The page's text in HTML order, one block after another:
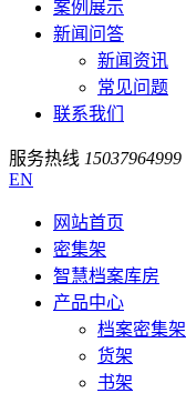
案例展示
新闻问答
新闻资讯
常见问题
联系我们
服务热线 15037964999
EN
网站首页
密集架
智慧档案库房
产品中心
档案密集架
货架
书架